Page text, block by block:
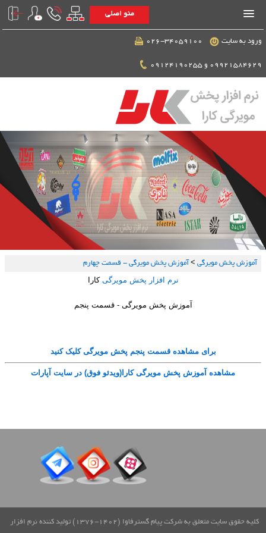
منو اصلی
ورود به سایت
آموزش پخش مویرگی > آموزش پخش مویرگی - قسمت چهارم
نرم افزار پخش مویرگی کارا
آموزش پخش مویرگی - قسمت پنجم
برای مشاهده قسمت پنجم پخش مویرگی کلیک کنید
مشاهده آموزش پخش مویرگی کارا(ویدئو فوق) در سایت آپارات
کلیه حقوق سایت متعلق به شرکت پیام گسترفاوا (1402-1376) تولید کننده نرم افزار